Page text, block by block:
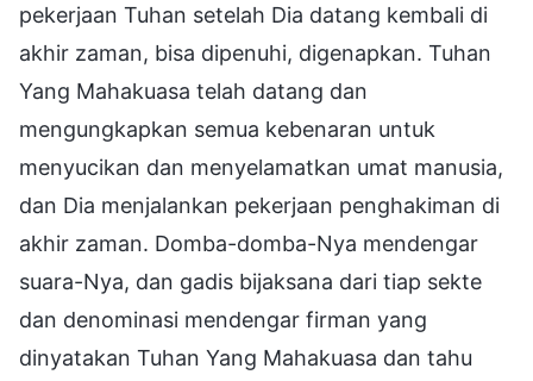
pekerjaan Tuhan setelah Dia datang kembali di
akhir zaman, bisa dipenuhi, digenapkan. Tuhan
Yang Mahakuasa telah datang dan
mengungkapkan semua kebenaran untuk
menyucikan dan menyelamatkan umat manusia,
dan Dia menjalankan pekerjaan penghakiman di
akhir zaman. Domba-domba-Nya mendengar
suara-Nya, dan gadis bijaksana dari tiap sekte
dan denominasi mendengar firman yang
dinyatakan Tuhan Yang Mahakuasa dan tahu